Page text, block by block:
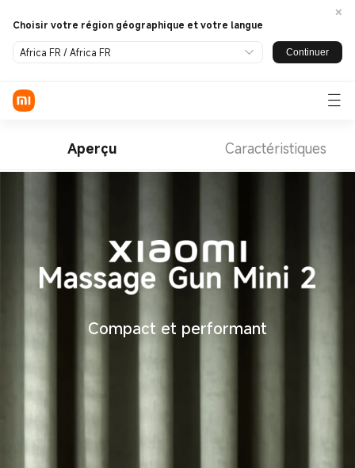
Connexion / Inscription
Wearables
Découvrir
Assistance
Choisir votre région géographique et votre langue
Africa FR / Africa FR Continuer
Aperçu Caractéristiques
Compact et performant